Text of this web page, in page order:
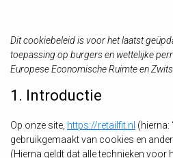
Dit cookiebeleid is voor het laatst
toepassing op burgers en wettelijke
Europese Economische Ruimte en
1. Introductie
Op onze site, https://retailfit.nl (hierna:
gebruikgemaakt van cookies en
(Hierna geldt dat alle technieken voor